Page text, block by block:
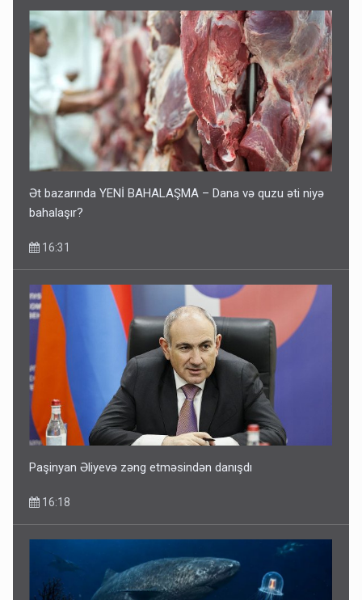
Ət bazarında YENİ BAHALAŞMA – Dana və quzu əti niyə
bahalaşır?
16:31
Paşinyan Əliyevə zəng etməsindən danışdı
16:18